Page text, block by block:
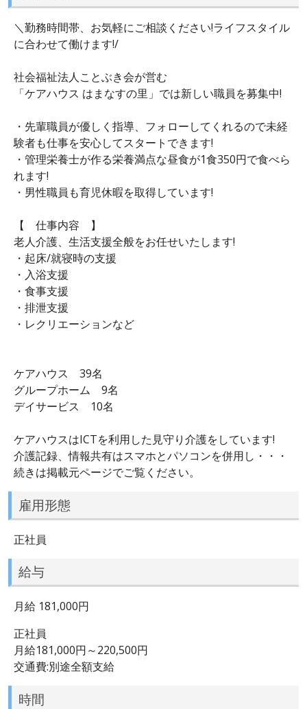
＼勤務時間帯、お気軽にご相談ください!ライフスタイル
に合わせて働けます!/
社会福祉法人ことぶき会が営む
「ケアハウス はまなすの里」では新しい職員を募集中!
・先輩職員が優しく指導、フォローしてくれるので未経
験者も仕事を安心してスタートできます!
・管理栄養士が作る栄養満点な昼食が1食350円で食べら
れます!
・男性職員も育児休暇を取得しています!
【 仕事内容 】
老人介護、生活支援全般をお任せいたします!
・起床/就寝時の支援
・入浴支援
・食事支援
・排泄支援
・レクリエーションなど
ケアハウス 39名
グループホーム 9名
デイサービス 10名
ケアハウスはICTを利用した見守り介護をしています!
介護記録、情報共有はスマホとパソコンを併用し・・・
続きは掲載元ページでご覧ください。
雇用形態
正社員
給与
月給 181,000円
正社員
月給181,000円～220,500円
交通費:別途全額支給
時間